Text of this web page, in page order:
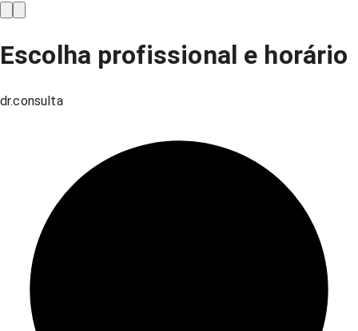
Escolha profissional e horário
dr.consulta